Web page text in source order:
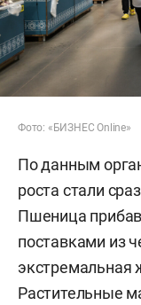
Фото: «БИЗНЕС Online»
По данным
роста стали
Пшеница
поставками из
экстремальная
Растительные